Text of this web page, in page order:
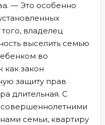
— Это особенно
владелец
выселить семью
во
как закон
защиту прав
длительная. С
семьи, квартиру